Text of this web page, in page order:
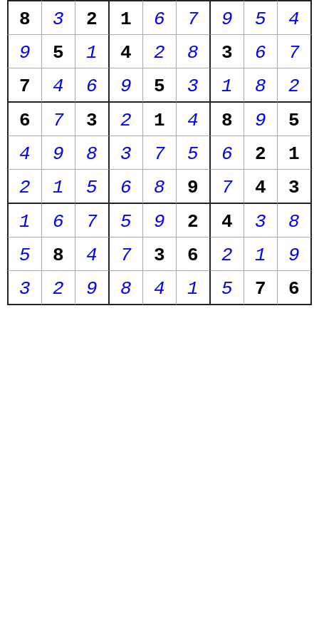
8 3 2 1 6 7 9 5
4
9
5 1 4 2 8 3 6
7
7
4 6 9 5 3 1 8
2
6
7 3 2 1 4 8 9
5
4
9 8 3 7 5 6 2
1
2
1 5 6 8 9 7 4
3
1
6 7 5 9 2 4 3
8
5
8 4 7 3 6 2 1
9
3
2 9 8 4 1 5 7 6